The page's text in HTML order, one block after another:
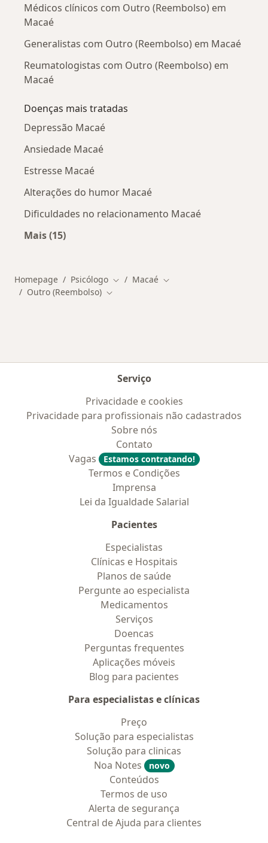
Médicos clínicos com Outro (Reembolso) em
Macaé
Generalistas com Outro (Reembolso) em Macaé
Reumatologistas com Outro (Reembolso) em
Macaé
Doenças mais tratadas
Depressão Macaé
Ansiedade Macaé
Estresse Macaé
Alterações do humor Macaé
Dificuldades no relacionamento Macaé
Mais (15)
Homepage Psicólogo Mudar de cidade
Macaé Mudar de cidade
Outro (Reembolso) Mudar de cidade
Serviço
Privacidade e cookies
Privacidade para profissionais não cadastrados
Sobre nós
Contato
Vagas
Estamos contratando!
Termos e Condições
Imprensa
Lei da Igualdade Salarial
Pacientes
Especialistas
Clínicas e Hospitais
Planos de saúde
Pergunte ao especialista
Medicamentos
Serviços
Doencas
Perguntas frequentes
Aplicações móveis
Blog para pacientes
Para especialistas e clínicas
Preço
Solução para especialistas
Solução para clinicas
Noa Notes
novo
Conteúdos
Termos de uso
Alerta de segurança
Central de Ajuda para clientes